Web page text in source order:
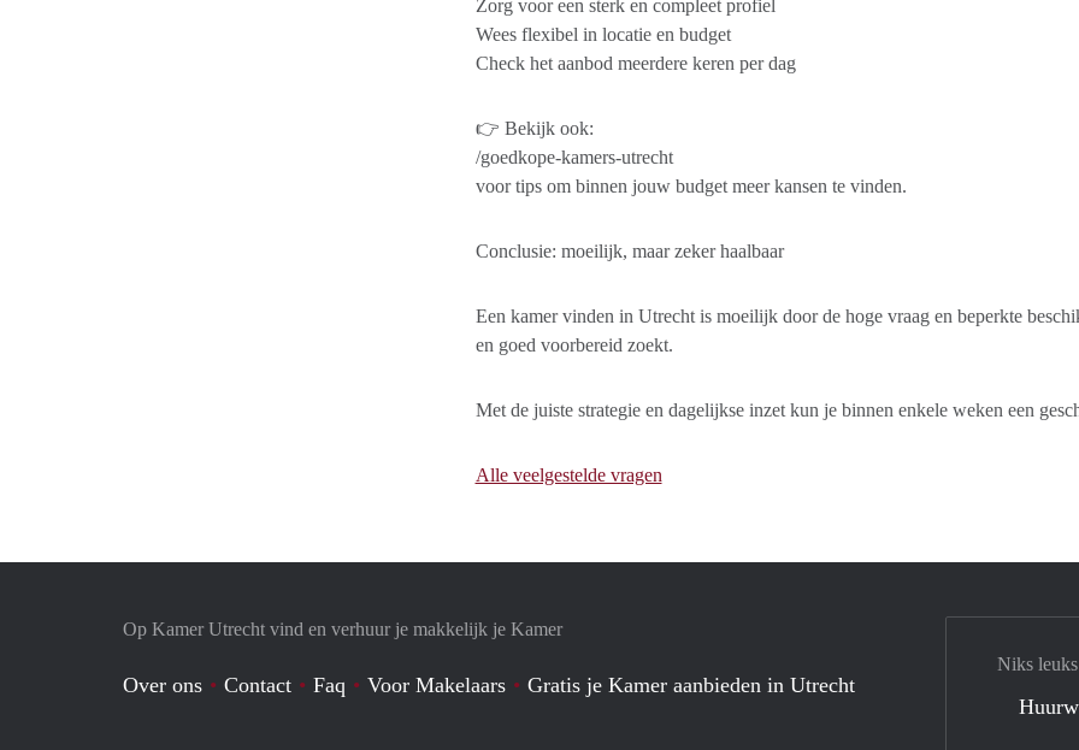
Zorg voor een sterk en compleet profiel
Wees flexibel in locatie en budget
Check het aanbod meerdere keren per dag
👉 Bekijk ook:
/goedkope-kamers-utrecht
voor tips om binnen jouw budget meer kansen te vinden.
Conclusie: moeilijk, maar zeker haalbaar
Een kamer vinden in Utrecht is moeilijk door de hoge vraag en beperkte
en goed voorbereid zoekt.
Met de juiste strategie en dagelijkse inzet kun je binnen enkele weken een
Alle veelgestelde vragen
Op Kamer Utrecht vind en verhuur je makkelijk je Kamer
Over ons Contact Faq Voor Makelaars Gratis je Kamer aanbieden in Utrecht
Niks